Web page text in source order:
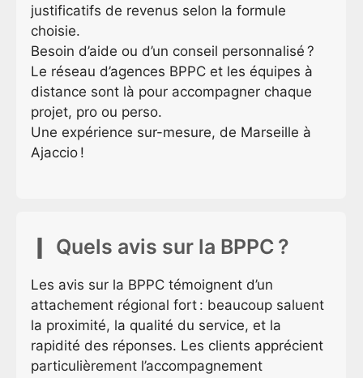
justificatifs de revenus selon la formule
choisie.
Besoin d’aide ou d’un conseil personnalisé ?
Le réseau d’agences BPPC et les équipes à
distance sont là pour accompagner chaque
projet, pro ou perso.
Une expérience sur-mesure, de Marseille à
Ajaccio !
Quels avis sur la BPPC ?
Les avis sur la BPPC témoignent d’un
attachement régional fort : beaucoup saluent
la proximité, la qualité du service, et la
rapidité des réponses. Les clients apprécient
particulièrement l’accompagnement